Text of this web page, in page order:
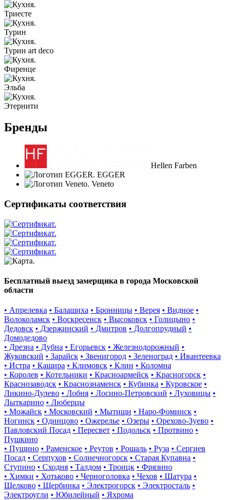
Триесте
Турин
Турин art deco
Фиренце
Эльба
Этернити
Бренды
Hellen Farben
EGGER
Veneto
Сертификаты соответствия
Бесплатный выезд замерщика в города Московской
области
• Апрелевка • Балашиха • Бронницы • Верея • Видное •
Волоколамск • Воскресенск • Высоковск • Голицыно •
Дедовск • Дзержинский • Дмитров • Долгопрудный •
Домодедово
• Дрезна • Дубна • Егорьевск • Железнодорожный •
Жуковский • Зарайск • Звенигород • Зеленоград • Ивантеевка
• Истра • Кашира • Климовск • Клин • Коломна
• Королев • Котельники • Красноармейск • Красногорск •
Краснозаводск • Краснознаменск • Кубинка • Куровское •
Ликино-Дулево • Лобня • Лосино-Петровский • Луховицы •
Лыткарино • Люберцы
• Можайск • Московский • Мытищи • Наро-Фоминск •
Ногинск • Одинцово • Ожерелье • Озеры • Орехово-Зуево •
Павловский Посад • Пересвет • Подольск • Протвино •
Пушкино
• Пущино • Раменское • Реутов • Рошаль • Руза • Сергиев
Посад • Серпухов • Солнечногорск • Старая Купавна •
Ступино • Сходня • Талдом • Троицк • Фрязино
• Химки • Хотьково • Черноголовка • Чехов • Шатура •
Щелково • Щербинка • Электрогорск • Электросталь •
Электроугли • Юбилейный • Яхрома